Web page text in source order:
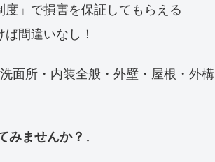
」で損害を保証してもらえる
間違いなし！
面所・内装全般・外壁・屋根・外構
みませんか？↓